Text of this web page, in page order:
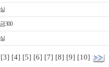
300
[3] [4] [5] [6] [7] [8] [9] [10]